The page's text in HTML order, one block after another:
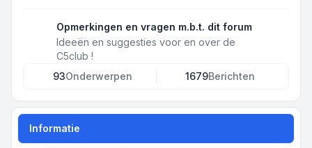
Opmerkingen en vragen m.b.t. dit forum
Ideeën en suggesties voor en over de
C5club !
93Onderwerpen 1679Berichten
Informatie